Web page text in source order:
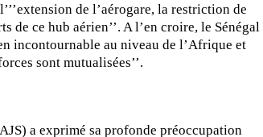
de l’aérogare, la restriction de
de ce hub aérien’’. A l’en croire, le Sénégal
incontournable au niveau de l’Afrique et
sont mutualisées’’.
a exprimé sa profonde préoccupation